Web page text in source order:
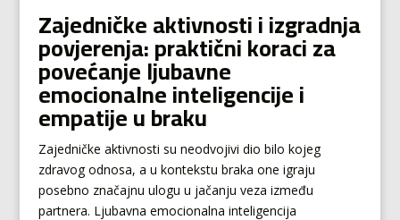
Zajedničke aktivnosti i izgradnja
povjerenja: praktični koraci za
povećanje ljubavne
emocionalne inteligencije i
empatije u braku
Zajedničke aktivnosti su neodvojivi dio bilo kojeg
zdravog odnosa, a u kontekstu braka one igraju
posebno značajnu ulogu u jačanju veza između
partnera. Ljubavna emocionalna inteligencija